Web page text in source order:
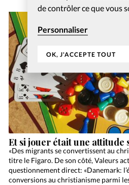
de contrôler ce que vous
Personnaliser
OK, J'ACCEPTE TOUT
Et si jouer était une
«Des migrants se convertissent au
titre le Figaro. De son côté, Valeurs
questionnement direct: «Danemark:
conversions au christianisme parmi